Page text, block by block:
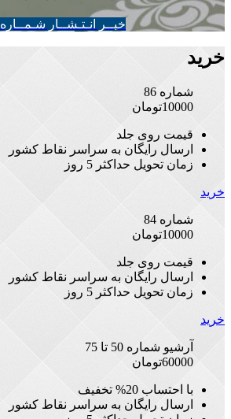
خبــر انـتـشــار شـمــاره 21
خرید
شماره 86
10000تومان
قیمت روی جلد
ارسال رایگان به سراسر نقاط کشور
زمان تحویل حداکثر 5 روز
خرید
شماره 84
10000تومان
قیمت روی جلد
ارسال رایگان به سراسر نقاط کشور
زمان تحویل حداکثر 5 روز
خرید
آرشیو شماره 50 تا 75
60000تومان
با احتساب 20% تخفیف
ارسال رایگان به سراسر نقاط کشور